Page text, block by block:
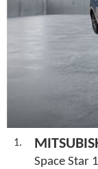
1.
Space Star